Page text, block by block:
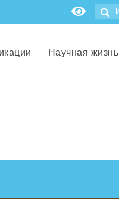
Научная жизнь